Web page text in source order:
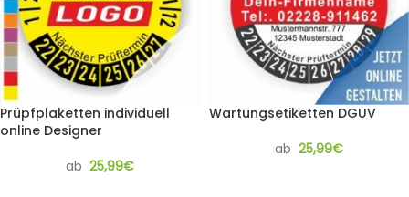
Prüpfplaketten individuell
online Designer
ab 25,99€
Wartungsetiketten DGUV
ab 25,99€